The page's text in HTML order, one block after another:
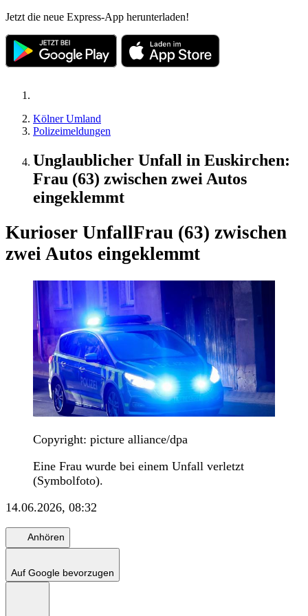
Jetzt die neue Express-App herunterladen!
Kölner Umland
Polizeimeldungen
Unglaublicher Unfall in Euskirchen:
Frau (63) zwischen zwei Autos
eingeklemmt
Kurioser UnfallFrau (63) zwischen
zwei Autos eingeklemmt
Copyright: picture alliance/dpa
Eine Frau wurde bei einem Unfall verletzt
(Symbolfoto).
14.06.2026, 08:32
Anhören
Auf Google bevorzugen